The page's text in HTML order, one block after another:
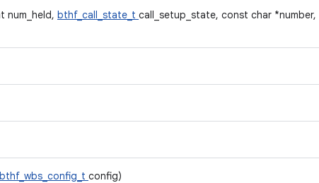
num_held, bthf_call_state_t call_setup_state, const char *number,
bthf_wbs_config_t config)